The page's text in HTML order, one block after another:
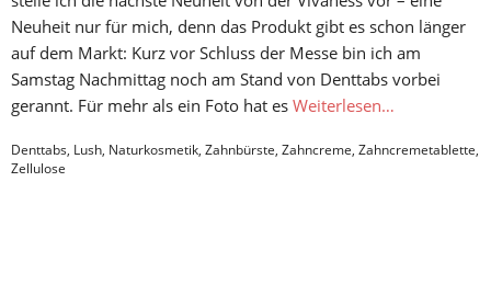
Neuheit nur für mich, denn das Produkt gibt es schon länger
auf dem Markt: Kurz vor Schluss der Messe bin ich am
Samstag Nachmittag noch am Stand von Denttabs vorbei
gerannt. Für mehr als ein Foto hat es Weiterlesen…
Denttabs, Lush, Naturkosmetik, Zahnbürste, Zahncreme, Zahncremetablette,
Zellulose